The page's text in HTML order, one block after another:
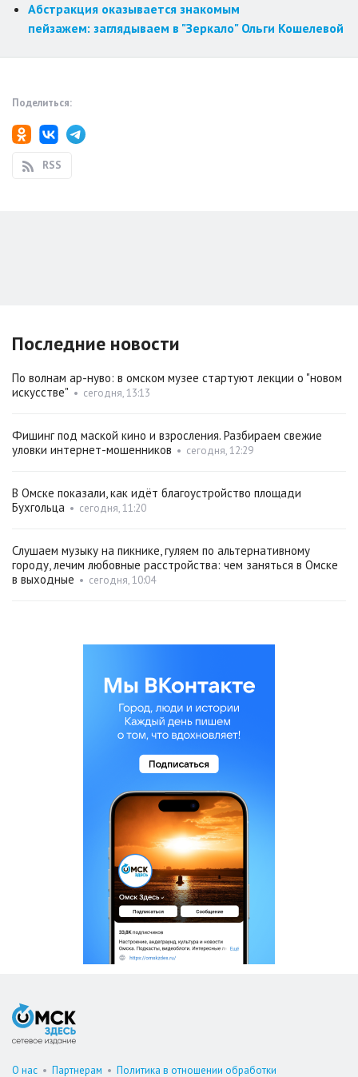
Абстракция оказывается знакомым
пейзажем: заглядываем в "Зеркало" Ольги Кошелевой
Поделиться:
RSS
Последние новости
По волнам ар-нуво: в омском музее стартуют лекции о "новом
искусстве" • сегодня, 13:13
Фишинг под маской кино и взросления. Разбираем свежие
уловки интернет-мошенников • сегодня, 12:29
В Омске показали, как идёт благоустройство площади
Бухгольца • сегодня, 11:20
Слушаем музыку на пикнике, гуляем по альтернативному
городу, лечим любовные расстройства: чем заняться в Омске
в выходные • сегодня, 10:04
О нас • Партнерам • Политика в отношении обработки